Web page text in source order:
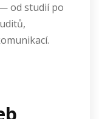
od studií po